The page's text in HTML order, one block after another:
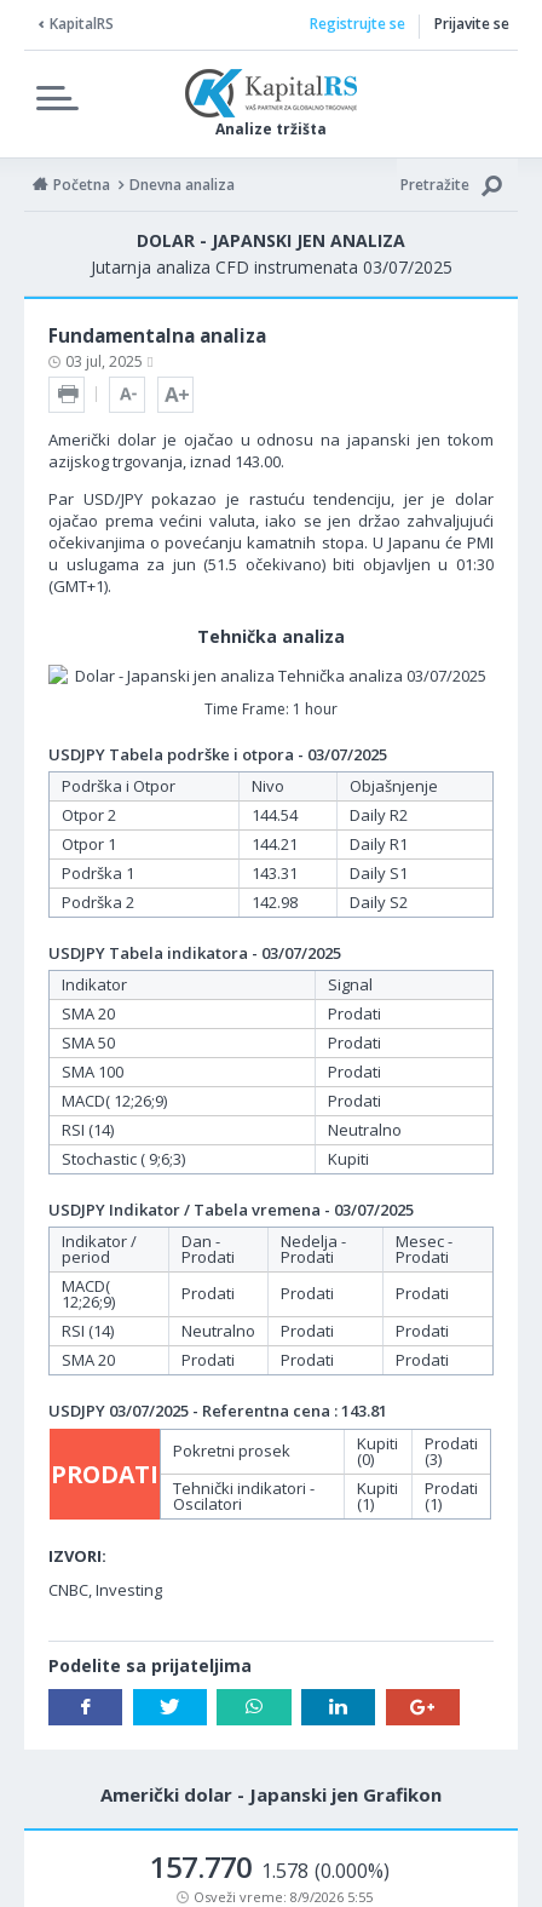
KapitalRS
Analize tržišta
Registrujte se Prijavite se
Početna Dnevna analiza Pretražite
DOLAR - JAPANSKI JEN ANALIZA
Jutarnja analiza CFD instrumenata 03/07/2025
Fundamentalna analiza
03 jul, 2025
Američki dolar je ojačao u odnosu na japanski jen tokom
azijskog trgovanja, iznad 143.00.
Par USD/JPY pokazao je rastuću tendenciju, jer je dolar
ojačao prema većini valuta, iako se jen držao zahvaljujući
očekivanjima o povećanju kamatnih stopa. U Japanu će PMI
u uslugama za jun (51.5 očekivano) biti objavljen u 01:30
(GMT+1).
Tehnička analiza
Time Frame: 1 hour
USDJPY Tabela podrške i otpora - 03/07/2025
Podrška i Otpor
Nivo
Objašnjenje
Otpor 2
144.54
Daily R2
Otpor 1
144.21
Daily R1
Podrška 1
143.31
Daily S1
Podrška 2
142.98 Daily S2
USDJPY Tabela indikatora - 03/07/2025
Indikator
Signal
SMA 20
Prodati
SMA 50
Prodati
SMA 100
Prodati
MACD( 12;26;9)
Prodati
RSI (14)
Neutralno
Stochastic ( 9;6;3)
Kupiti
USDJPY Indikator / Tabela vremena - 03/07/2025
Indikator /
period
Dan -
Prodati
Nedelja -
Prodati
Mesec -
Prodati
MACD(
12;26;9) Prodati Prodati
Prodati
RSI (14)
Neutralno Prodati
Prodati
SMA 20
Prodati Prodati Prodati
USDJPY 03/07/2025 - Referentna cena : 143.81
PRODATI
Pokretni prosek Kupiti
(0)
Prodati
(3)
Tehnički indikatori -
Oscilatori
Kupiti
(1)
Prodati
(1)
IZVORI:
CNBC, Investing
Podelite sa prijateljima
Američki dolar - Japanski jen Grafikon
157.770 1.578 (0.000%)
Osveži vreme: 8/9/2026 5:55